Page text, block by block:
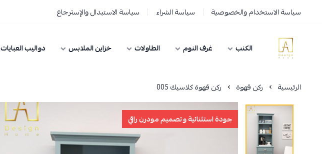
سياسة الاستخدام والخصوصية سياسة الشراء سياسة الاستبدال والإسترجاع
AD HOME الكنب غرف النوم الطاولات خزاين الملابس دواليب العبايات
الرئيسية ركن قهوة ركن قهوة كلاسيك 005
جودة استثنائية وتصميم مودرن راقي